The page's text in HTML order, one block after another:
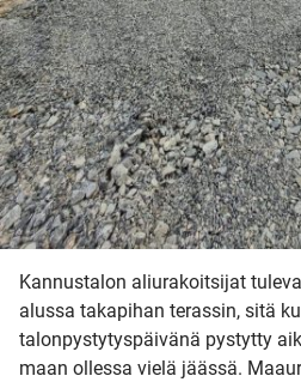
Kannustalon aliurakoitsijat
alussa takapihan terassin, sitä
talonpystytyspäivänä pystytty
maan ollessa vielä jäässä.